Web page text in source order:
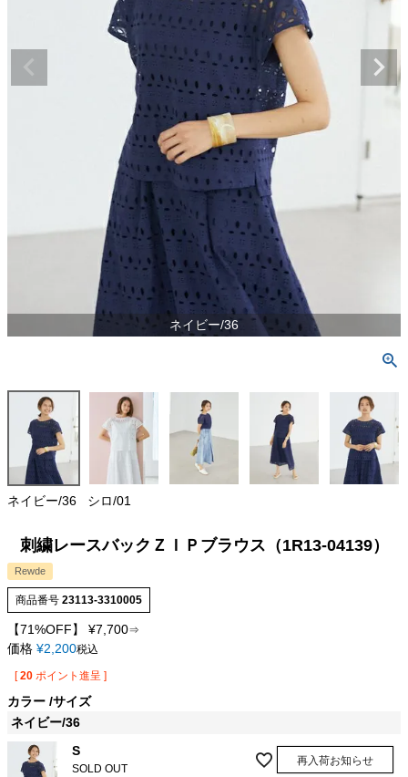
ネイビー/36
ネイビー/36 シロ/01
刺繍レースバックＺＩＰブラウス（1R13-04139）
Rewde
商品番号 23113-3310005
【71%OFF】 ¥7,700⇒
価格 ¥2,200税込
[ 20 ポイント進呈 ]
カラー サイズ
ネイビー/36
S
SOLD OUT
再入荷お知らせ